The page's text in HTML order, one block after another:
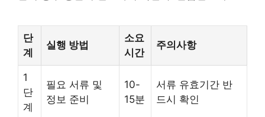
단
계
실행 방법
소요
시간
주의사항
1
단
계
필요 서류 및
정보 준비
10-
15분
서류 유효기간 반
드시 확인